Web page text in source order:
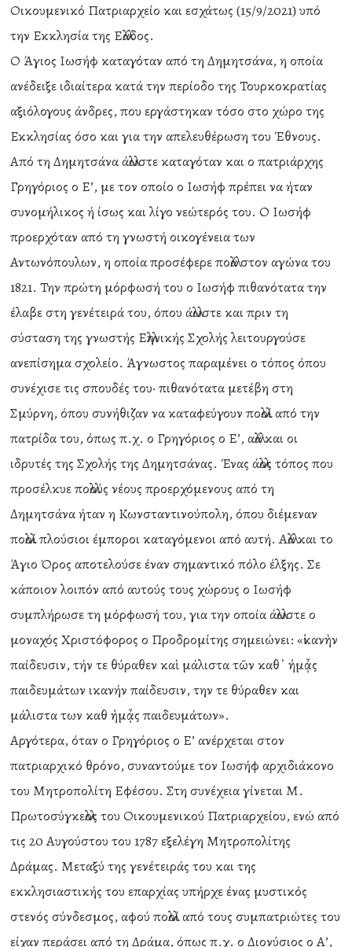
Οικουμενικό Πατριαρχείο και εσχάτως (15/9/2021) υπό
την Εκκλησία της Ελλάδος.
Ο Άγιος Ιωσήφ καταγόταν από τη Δημητσάνα, η οποία
ανέδειξε ιδιαίτερα κατά την περίοδο της Τουρκοκρατίας
αξιόλογους άνδρες, που εργάστηκαν τόσο στο χώρο της
Εκκλησίας όσο και για την απελευθέρωση του Έθνους.
Από τη Δημητσάνα άλλωστε καταγόταν και ο πατριάρχης
Γρηγόριος ο Ε’, με τον οποίο ο Ιωσήφ πρέπει να ήταν
συνομήλικος ή ίσως και λίγο νεώτερός του. Ο Ιωσήφ
προερχόταν από τη γνωστή οικογένεια των
Αντωνόπουλων, η οποία προσέφερε πολλά στον αγώνα του
1821. Την πρώτη μόρφωσή του ο Ιωσήφ πιθανότατα την
έλαβε στη γενέτειρά του, όπου άλλωστε και πριν τη
σύσταση της γνωστής Ελληνικής Σχολής λειτουργούσε
ανεπίσημα σχολείο. Άγνωστος παραμένει ο τόπος όπου
συνέχισε τις σπουδές του· πιθανότατα μετέβη στη
Σμύρνη, όπου συνήθιζαν να καταφεύγουν πολλοί από την
πατρίδα του, όπως π.χ. ο Γρηγόριος ο Ε’, αλλά και οι
ιδρυτές της Σχολής της Δημητσάνας. Ένας άλλος τόπος που
προσέλκυε πολλούς νέους προερχόμενους από τη
Δημητσάνα ήταν η Κωνσταντινούπολη, όπου διέμεναν
πολλοί πλούσιοι έμποροι καταγόμενοι από αυτή. Αλλά και το
Άγιο Όρος αποτελούσε έναν σημαντικό πόλο έλξης. Σε
κάποιον λοιπόν από αυτούς τους χώρους ο Ιωσήφ
συμπλήρωσε τη μόρφωσή του, για την οποία άλλωστε ο
μοναχός Χριστόφορος ο Προδρομίτης σημειώνει: «ἱκανὴν
παίδευσιν, τήν τε θύραθεν καὶ μάλιστα τῶν καθ᾿ ἡμᾆς
παιδευμάτων ικανήν παίδευσιν, την τε θύραθεν και
μάλιστα των καθ ἡμᾆς παιδευμάτων».
Αργότερα, όταν ο Γρηγόριος ο Ε’ ανέρχεται στον
πατριαρχικό θρόνο, συναντούμε τον Ιωσήφ αρχιδιάκονο
του Μητροπολίτη Εφέσου. Στη συνέχεια γίνεται Μ.
Πρωτοσύγκελλος του Οικουμενικού Πατριαρχείου, ενώ από
τις 20 Αυγούστου του 1787 εξελέγη Μητροπολίτης
Δράμας. Μεταξύ της γενέτειράς του και της
εκκλησιαστικής του επαρχίας υπήρχε ένας μυστικός
στενός σύνδεσμος, αφού πολλοί από τους συμπατριώτες του
είχαν περάσει από τη Δράμα, όπως π.χ. ο Διονύσιος ο Α’,